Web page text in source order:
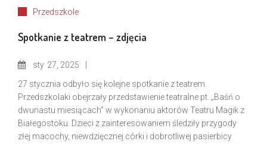
Przedszkole
Spotkanie z teatrem – zdjęcia
sty 27, 2025
27 stycznia odbyło się kolejne spotkanie z teatrem.
Przedszkolaki obejrzały przedstawienie teatralne pt. „Baśń o
dwunastu miesiącach” w wykonaniu aktorów Teatru Magik z
Białegostoku. Dzieci z zainteresowaniem śledziły przygody
złej macochy, niewdzięcznej córki i dobrotliwej pasierbicy